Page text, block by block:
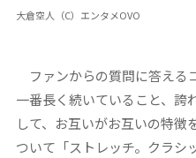
大倉空人（C）エンタメOVO
ファンからの質問に答える
一番長く続いていること、誇
して、お互いがお互いの特徴
ついて「ストレッチ。クラシ